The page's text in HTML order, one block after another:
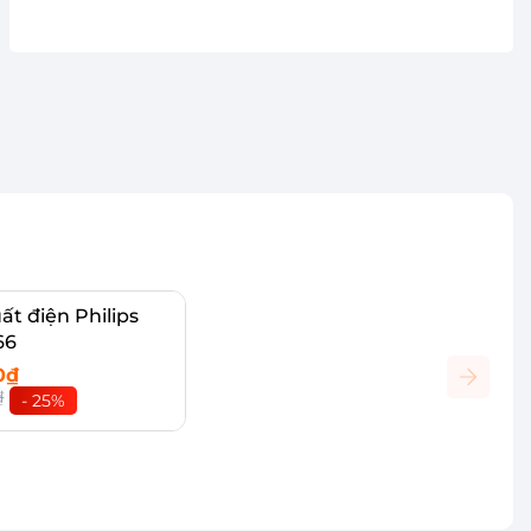
điện Philips
- 25%